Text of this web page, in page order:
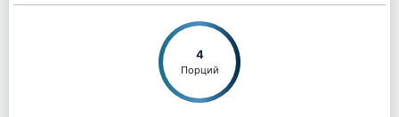
4
Порций